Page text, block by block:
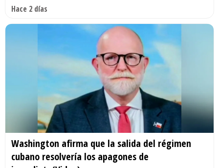
Hace 2 días
Washington afirma que la salida del régimen
cubano resolvería los apagones de